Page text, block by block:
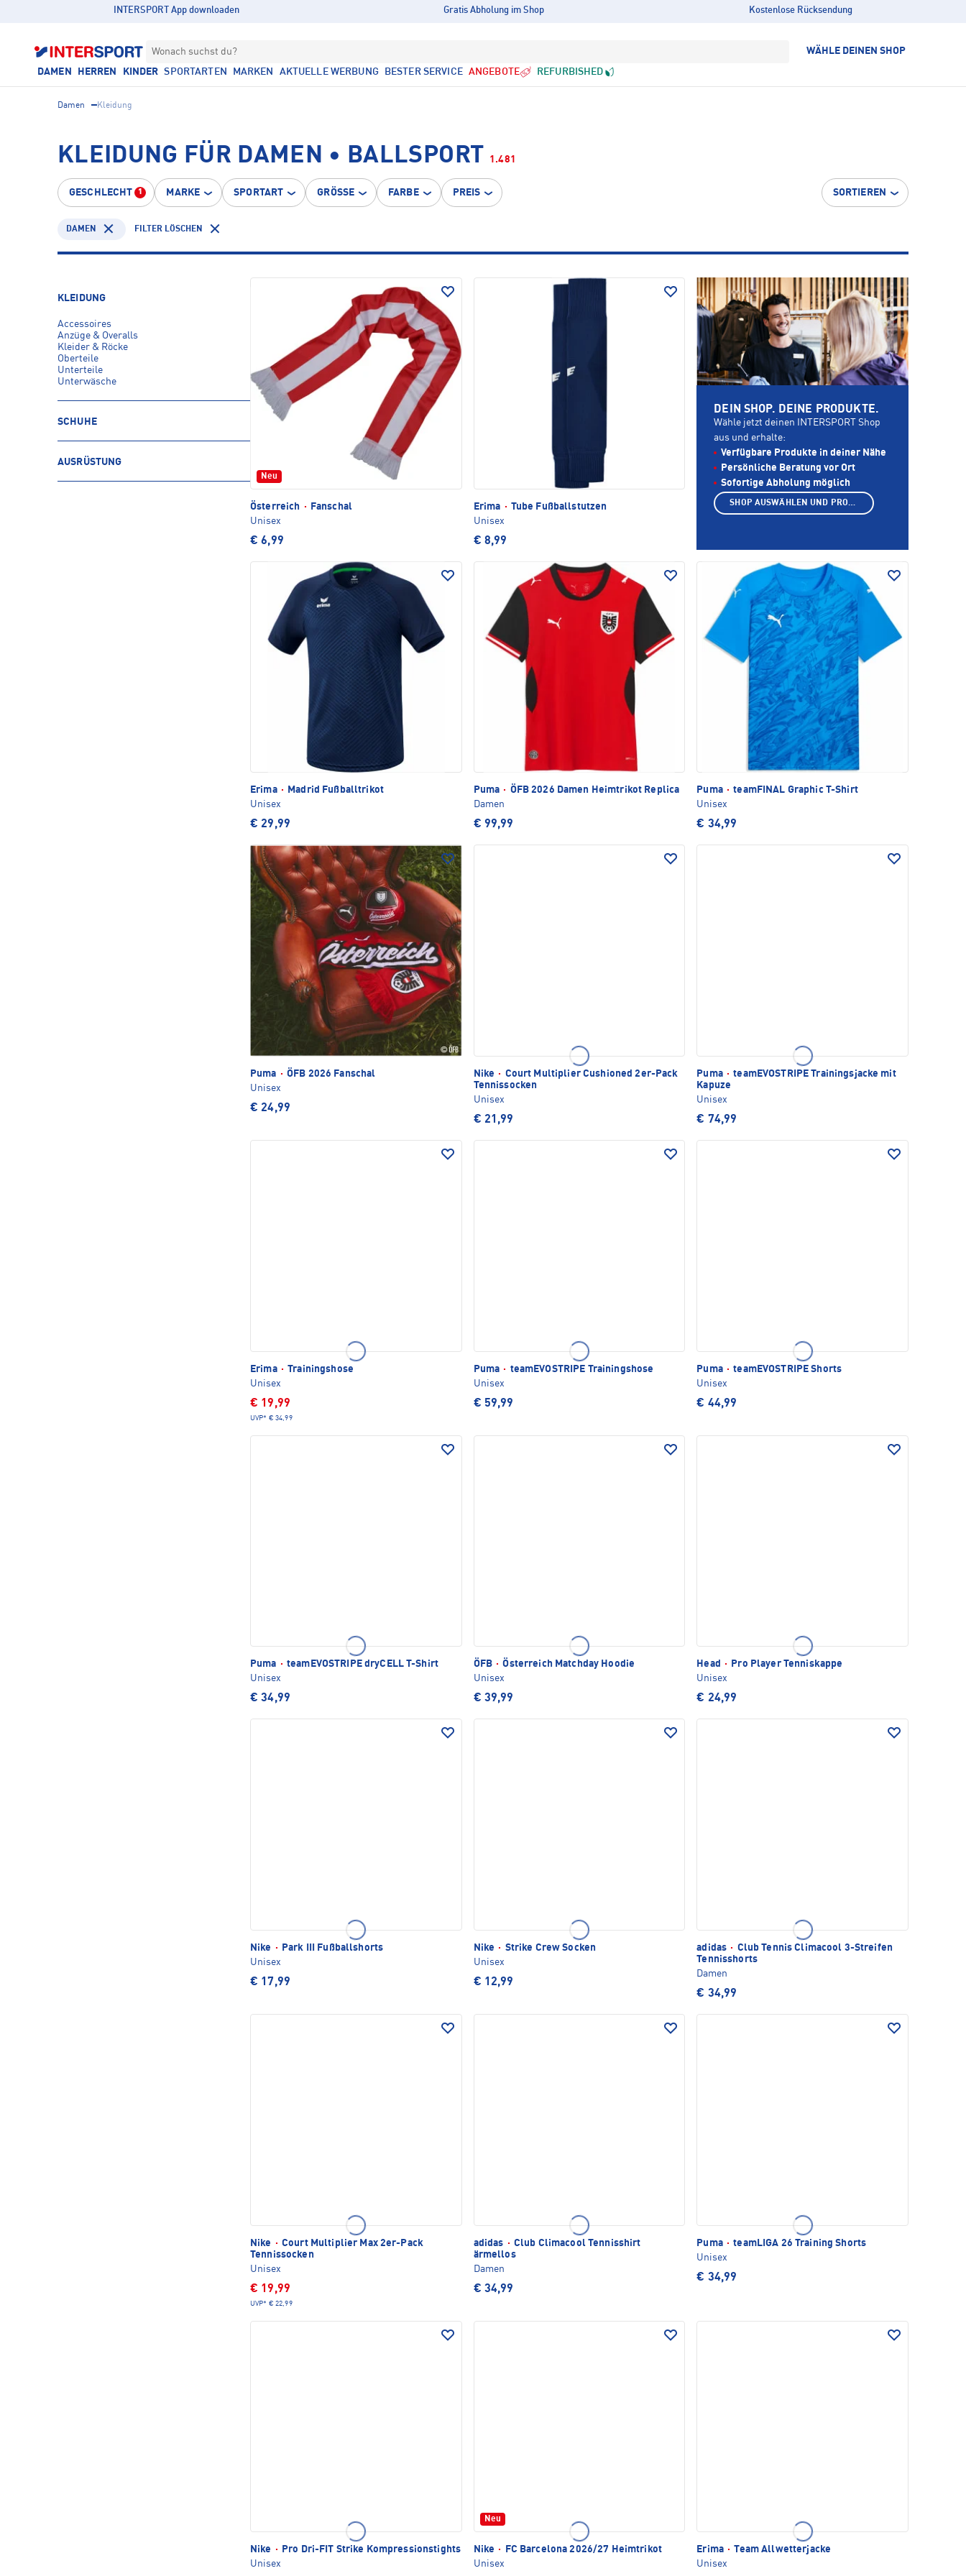
INTERSPORT App downloaden Gratis Abholung im Shop Kostenlose Rücksendung
Wonach suchst du? WÄHLE DEINEN SHOP
DAMEN HERREN KINDER SPORTARTEN MARKEN AKTUELLE WERBUNG BESTER SERVICE ANGEBOTE REFURBISHED
Damen Kleidung
KLEIDUNG FÜR DAMEN • BALLSPORT 1.481
GESCHLECHT 1 MARKE SPORTART GRÖSSE FARBE PREIS SORTIEREN
DAMEN FILTER LÖSCHEN
KLEIDUNG
Accessoires
Anzüge & Overalls
Kleider & Röcke
Oberteile
Unterteile
Unterwäsche
SCHUHE
AUSRÜSTUNG
Neu
Österreich ·
Fanschal
Unisex
€ 6,99
Erima · Tube Fußballstutzen
Unisex
€ 8,99
Erima ·
Madrid Fußballtrikot
Unisex
€ 29,99
Puma · ÖFB 2026 Damen Heimtrikot Replica
Damen
€ 99,99
Puma · teamFINAL Graphic T-Shirt
Unisex
€ 34,99
Puma · ÖFB 2026 Fanschal
Unisex
€ 24,99
Nike · Court Multiplier Cushioned 2er-Pack
Tennissocken
Unisex
€ 21,99
Puma · teamEVOSTRIPE Trainingsjacke mit
Kapuze
Unisex
€ 74,99
Erima · Trainingshose
Unisex
€ 19,99
UVP* € 34,99
Puma · teamEVOSTRIPE Trainingshose
Unisex
€ 59,99
Puma · teamEVOSTRIPE Shorts
Unisex
€ 44,99
Puma · teamEVOSTRIPE dryCELL T-Shirt
Unisex
€ 34,99
ÖFB · Österreich Matchday Hoodie
Unisex
€ 39,99
Head ·
Pro Player Tenniskappe
Unisex
€ 24,99
Nike ·
Park III Fußballshorts
Unisex
€ 17,99
Nike · Strike Crew Socken
Unisex
€ 12,99
adidas · Club Tennis Climacool 3-Streifen
Tennisshorts
Damen
€ 34,99
Nike · Court Multiplier Max 2er-Pack
Tennissocken
Unisex
€ 19,99
UVP* € 22,99
adidas · Club Climacool Tennisshirt
ärmellos
Damen
€ 34,99
Puma · teamLIGA 26 Training Shorts
Unisex
€ 34,99
Nike ·
Pro Dri-FIT Strike Kompressionstights
Unisex
Neu
Nike ·
FC Barcelona 2026/27 Heimtrikot
Unisex
Erima · Team Allwetterjacke
Unisex
DEIN SHOP. DEINE PRODUKTE.
Wähle jetzt deinen INTERSPORT Shop
aus und erhalte:
Verfügbare Produkte in deiner Nähe
Persönliche Beratung vor Ort
Sofortige Abholung möglich
SHOP AUSWÄHLEN UND PRODUKTE ANZEIGEN